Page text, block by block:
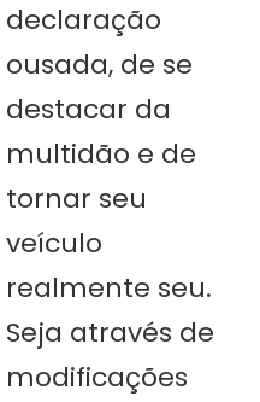
declaração
ousada, de se
destacar da
multidão e de
tornar seu
veículo
realmente seu.
Seja através de
modificações